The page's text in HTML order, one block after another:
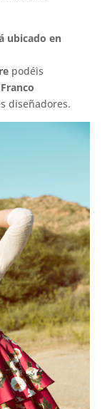
ubicado en
podéis
diseñadores.